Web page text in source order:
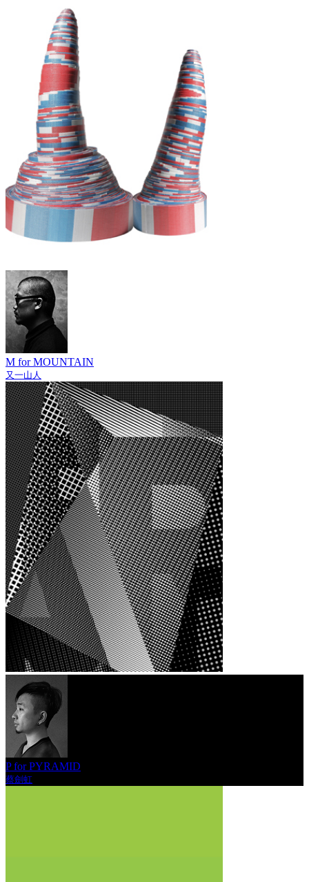
M for MOUNTAIN
又一山人
P for PYRAMID
蔡劍虹